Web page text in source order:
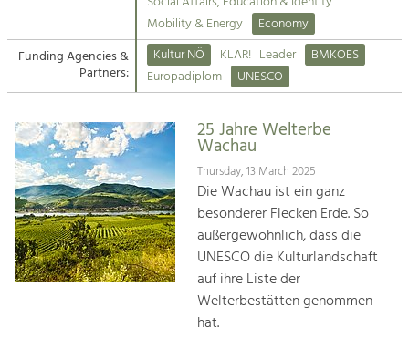
Suche
Impressum
Kontakt
Tourism
Offer Development and Positioning
Art & Culture
Crafts, Science and Research.
Social Affairs, Education
& Identity
Equality, Youth and Integration.
Climate Change, Public Transport and
Mobility & Energy
Economy
Funding Agencies &
Partners:
Kultur NÖ KLAR! Leader
BMKOES
Europadiplom
UNESCO
25 Jahre Welterbe
Wachau
Thursday, 13 March 2025
Die Wachau ist ein ganz
besonderer Flecken Erde. So
außergewöhnlich, dass die
UNESCO die Kulturlandschaft
auf ihre Liste der
Welterbestätten genommen
hat.